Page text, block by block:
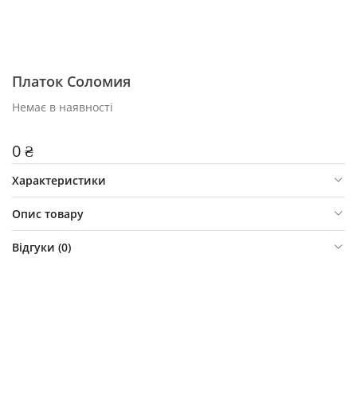
Платок Соломия
Немає в наявності
0 ₴
Характеристики
Опис товару
Відгуки (0)